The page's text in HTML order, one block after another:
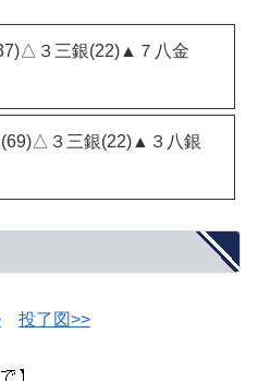
３三銀(22)▲７八金
３三銀(22)▲３八銀
投了図>>